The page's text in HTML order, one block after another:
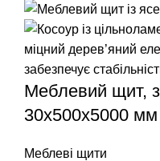
Меблевий щит,
30х500х5000
Меблеві щити